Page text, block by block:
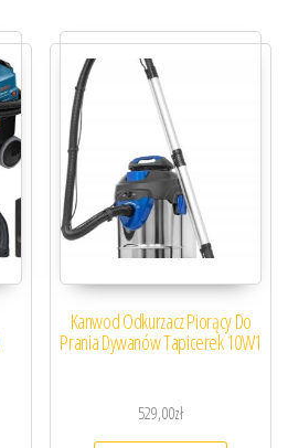
Kanwod Odkurzacz Piorący Do
Prania Dywanów Tapicerek 10W1
529,00zł